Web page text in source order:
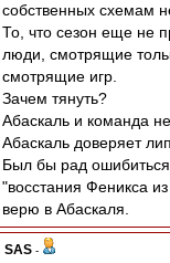
собственных схемам
То, что сезон еще не
люди, смотрящие
смотрящие игр.
Зачем тянуть?
Абаскаль и команда
Абаскаль доверяет
Был бы рад
"восстания Феникса
верю в Абаскаля.
SAS -